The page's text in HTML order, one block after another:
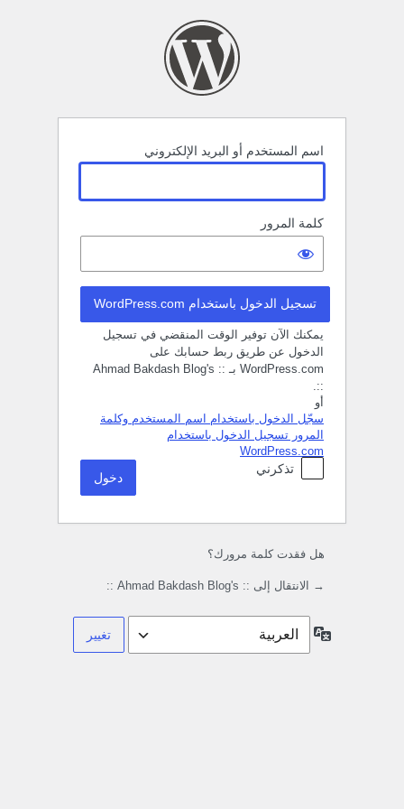
اسم المستخدم أو البريد الإلكتروني
كلمة المرور
تسجيل الدخول باستخدام WordPress.com
يمكنك الآن توفير الوقت المنقضي في تسجيل
الدخول عن طريق ربط حسابك على
WordPress.com بـ :: Ahmad Bakdash Blog's
::.
أو
سجّل الدخول باستخدام اسم المستخدم وكلمة
المرور تسجيل الدخول باستخدام
WordPress.com
تذكرني
هل فقدت كلمة مرورك؟
→ الانتقال إلى :: Ahmad Bakdash Blog's ::
اللغة